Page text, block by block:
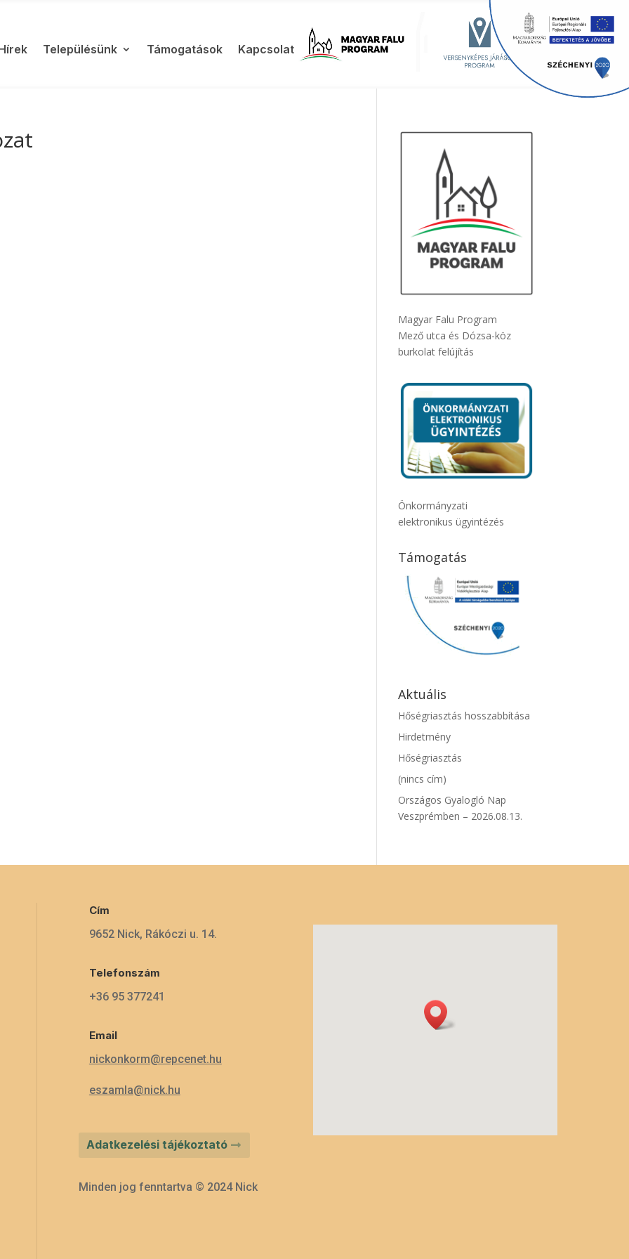
Településünk Támogatások Kapcsolat
Magyar Falu Program
Mező utca és Dózsa-köz
burkolat felújítás
Önkormányzati
elektronikus ügyintézés
Támogatás
Aktuális
Hőségriasztás hosszabbítása
Hirdetmény
Hőségriasztás
(nincs cím)
Országos Gyalogló Nap
Veszprémben – 2026.08.13.
Cím
9652 Nick, Rákóczi u. 14.
Telefonszám
+36 95 377241
Email
nickonkorm@repcenet.hu
eszamla@nick.hu
Adatkezelési tájékoztató
Minden jog fenntartva © 2024 Nick